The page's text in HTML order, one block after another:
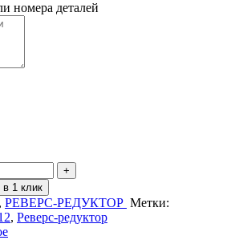
номера деталей
в 1 клик
, РЕВЕРС-РЕДУКТОР Метки:
, Реверс-редуктор